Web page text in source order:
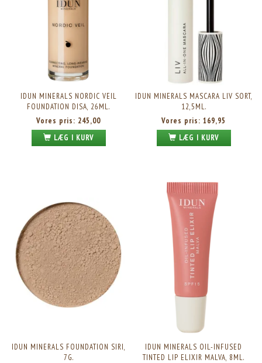
IDUN MINERALS NORDIC VEIL
FOUNDATION DISA, 26ML.
Vores pris: 245,00
LÆG I KURV
IDUN MINERALS MASCARA LIV SORT,
12,5ML.
Vores pris: 169,95
LÆG I KURV
IDUN MINERALS FOUNDATION SIRI,
7G.
IDUN MINERALS OIL-INFUSED
TINTED LIP ELIXIR MALVA, 8ML.